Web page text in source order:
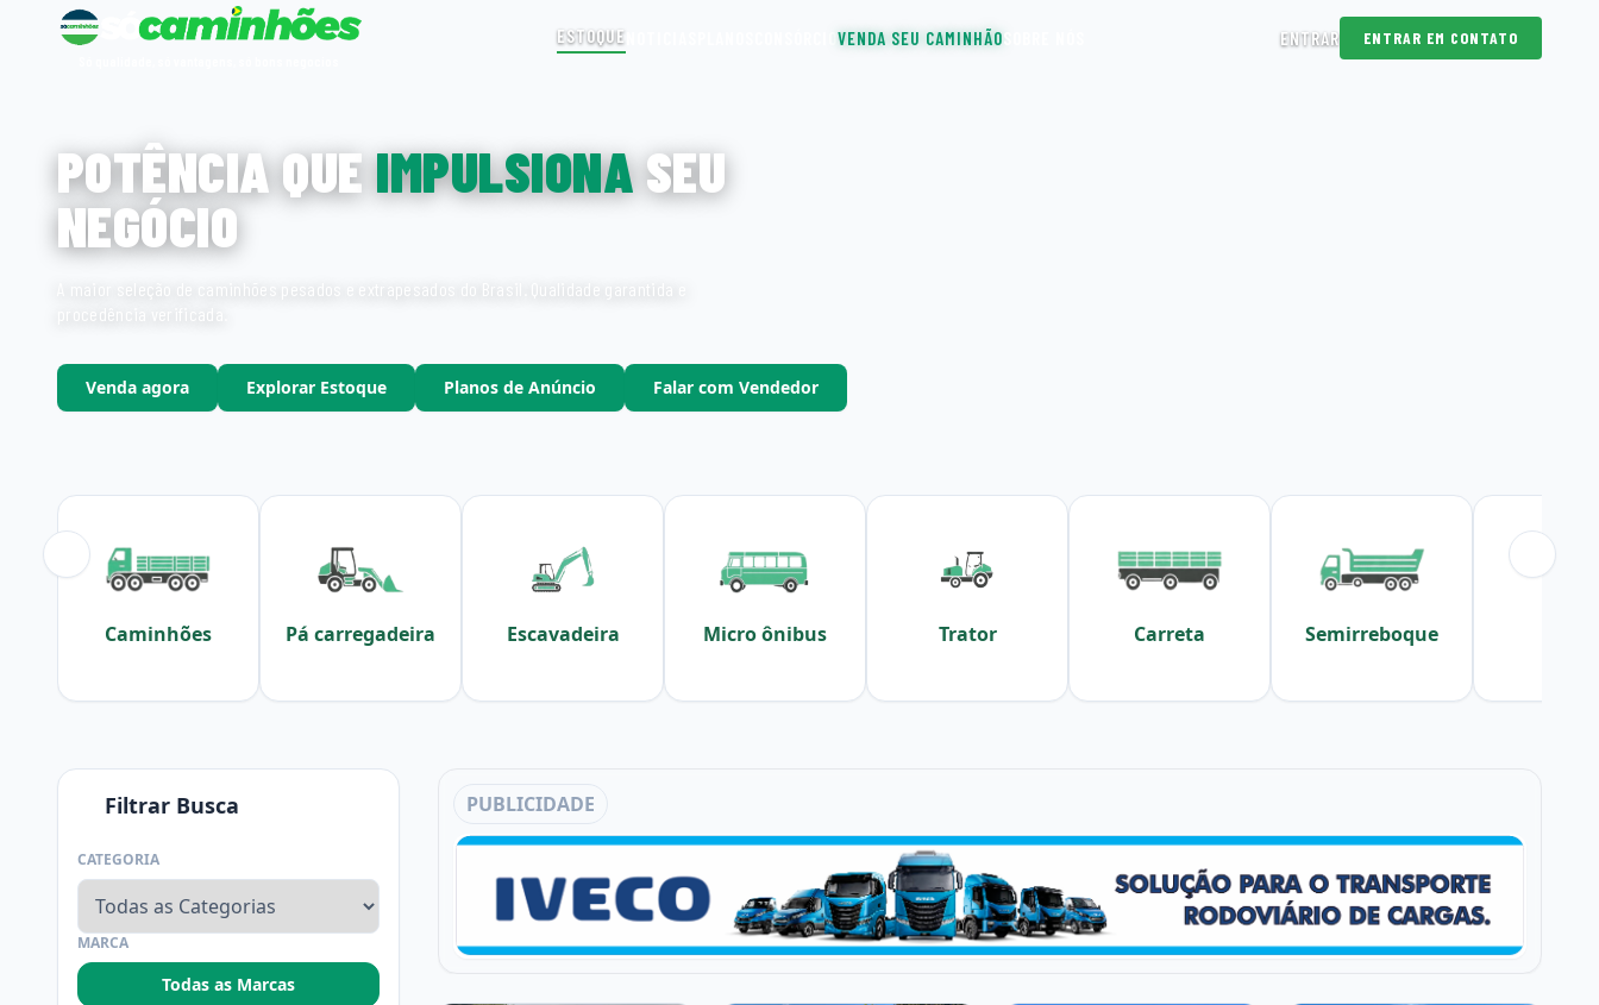
ESTOQUE VENDA SEU CAMINHÃO ENTRAR ENTRAR EM CONTATO
POTÊNCIA QUEIMPULSIONASEU
NEGÓCIO
procedência verificada.
Venda agora Explorar Estoque Planos de Anúncio Falar com Vendedor
Caminhões Pá carregadeira Escavadeira Micro ônibus Trator Carreta Semirreboque
Filtrar Busca
CATEGORIA
MARCA
Todas as Marcas
PUBLICIDADE